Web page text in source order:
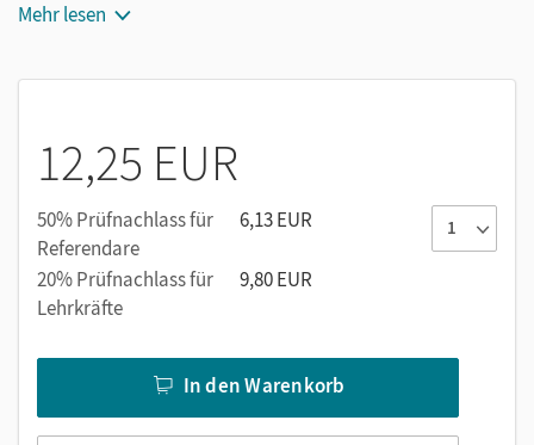
Eingangsdiagnose "Was kannst du schon?"
Mustertexte und Lösungsbeileger:
selbstständige Lernen.
Die Arbeitshefte sind auch mit zusätzlichen interaktiven
Übungen auf zwei Niveaustufen erhältlich, abgestimmt auf
die Lehrwerks- und Unterrichtsinhalte.
Mehr lesen
12,25 EUR
50% Prüfnachlass für
Referendare
6,13 EUR
20% Prüfnachlass für
Lehrkräfte
9,80 EUR
In den Warenkorb